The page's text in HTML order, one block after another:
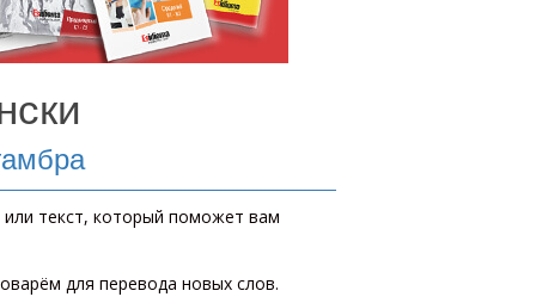
текст, который поможет вам
для перевода новых слов.